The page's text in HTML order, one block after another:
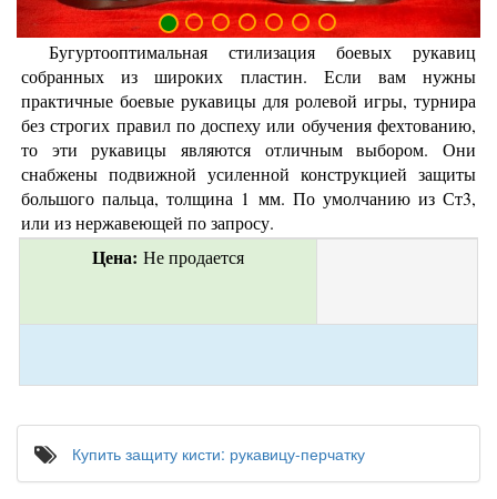
Бугуртооптимальная стилизация боевых рукавиц
собранных из широких пластин. Если вам нужны
практичные боевые рукавицы для ролевой игры, турнира
без строгих правил по доспеху или обучения фехтованию,
то эти рукавицы являются отличным выбором. Они
снабжены подвижной усиленной конструкцией защиты
большого пальца, толщина 1 мм. По умолчанию из Ст3,
или из нержавеющей по запросу.
Цена: Не продается
Купить защиту кисти: рукавицу-перчатку